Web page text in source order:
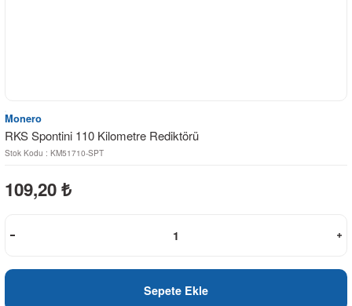
Monero
RKS Spontini 110 Kilometre Rediktörü
Stok Kodu : KM51710-SPT
109,20 ₺
Sepete Ekle